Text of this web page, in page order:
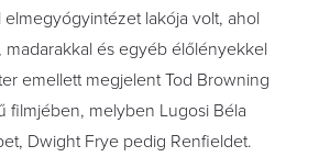
lakója volt, ahol
és egyéb élőlényekkel
emellett megjelent Tod Browning
filmjében, melyben Lugosi Béla
Dwight Frye pedig Renfieldet.